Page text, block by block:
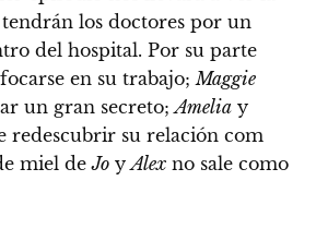
los doctores por un
del hospital. Por su parte
en su trabajo;Maggie
un gran secreto;Amelia y
redescubrir su relación com
miel deJo yAlex no sale como